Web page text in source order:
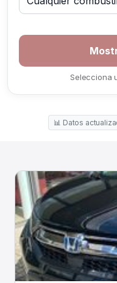
Selecciona
📊 Datos